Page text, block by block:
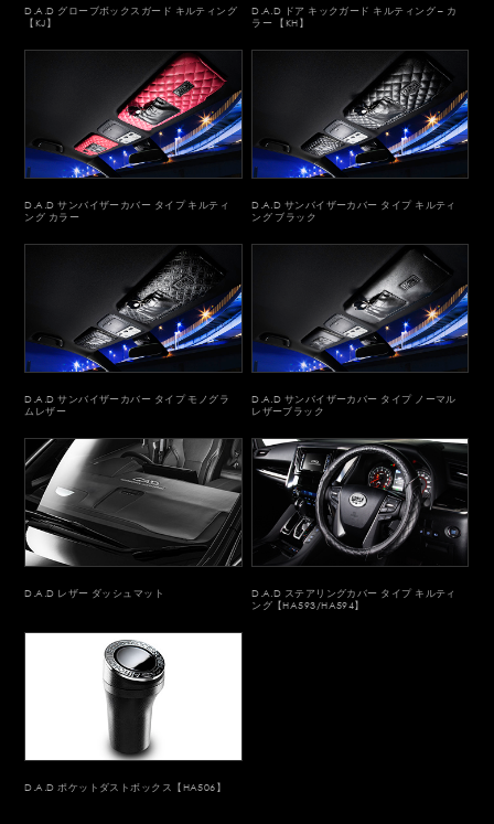
D.A.D グローブボックスガード キルティング
【KJ】
D.A.D ドア キックガード キルティング – カ
ラー 【KH】
D.A.D サンバイザーカバー タイプ キルティ
ング カラー
D.A.D サンバイザーカバー タイプ キルティ
ング ブラック
D.A.D サンバイザーカバー タイプ モノグラ
ムレザー
D.A.D サンバイザーカバー タイプ ノーマル
レザーブラック
D.A.D レザー ダッシュマット D.A.D ステアリングカバー タイプ キルティ
ング【HA593/HA594】
D.A.D ポケットダストボックス【HA506】